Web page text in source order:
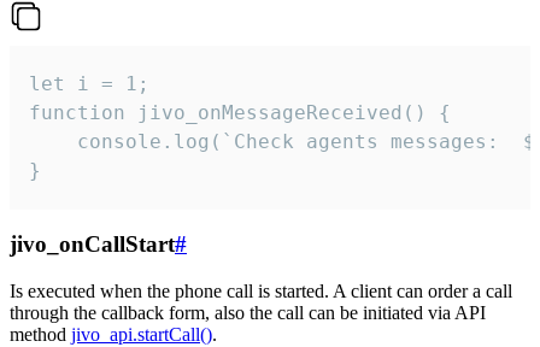
let i = 1;
function jivo_onMessageReceived() {
}
jivo_onCallStart#
Is executed when the phone call is started. A client can order a call
through the callback form, also the call can be initiated via API
method jivo_api.startCall().